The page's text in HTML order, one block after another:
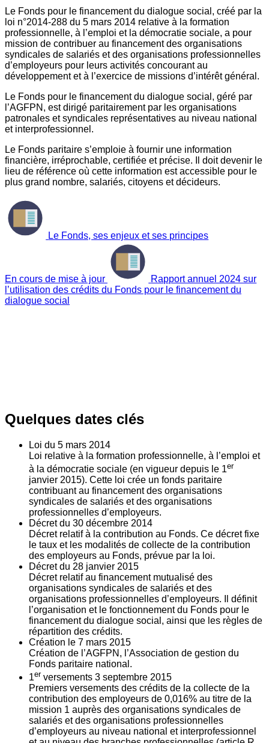
Le Fonds pour le financement du dialogue social, créé par la
loi n°2014-288 du 5 mars 2014 relative à la formation
professionnelle, à l’emploi et la démocratie sociale, a pour
mission de contribuer au financement des organisations
syndicales de salariés et des organisations professionnelles
d’employeurs pour leurs activités concourant au
développement et à l’exercice de missions d’intérêt général.
Le Fonds pour le financement du dialogue social, géré par
l’AGFPN, est dirigé paritairement par les organisations
patronales et syndicales représentatives au niveau national
et interprofessionnel.
Le Fonds paritaire s’emploie à fournir une information
financière, irréprochable, certifiée et précise. Il doit devenir le
lieu de référence où cette information est accessible pour le
plus grand nombre, salariés, citoyens et décideurs.
Le Fonds, ses enjeux et ses principes
En cours de mise à jour
Rapport annuel 2024 sur
l’utilisation des crédits du Fonds pour le financement du
dialogue social
Quelques dates clés
Loi du 5 mars 2014
Loi relative à la formation professionnelle, à l’emploi et
à la démocratie sociale (en vigueur depuis le 1er
janvier 2015). Cette loi crée un fonds paritaire
contribuant au financement des organisations
syndicales de salariés et des organisations
professionnelles d’employeurs.
Décret du 30 décembre 2014
Décret relatif à la contribution au Fonds. Ce décret fixe
le taux et les modalités de collecte de la contribution
des employeurs au Fonds, prévue par la loi.
Décret du 28 janvier 2015
Décret relatif au financement mutualisé des
organisations syndicales de salariés et des
organisations professionnelles d’employeurs. Il définit
l’organisation et le fonctionnement du Fonds pour le
financement du dialogue social, ainsi que les règles de
répartition des crédits.
Création le 7 mars 2015
Création de l’AGFPN, l’Association de gestion du
Fonds paritaire national.
1er versements 3 septembre 2015
Premiers versements des crédits de la collecte de la
contribution des employeurs de 0,016% au titre de la
mission 1 auprès des organisations syndicales de
salariés et des organisations professionnelles
d’employeurs au niveau national et interprofessionnel